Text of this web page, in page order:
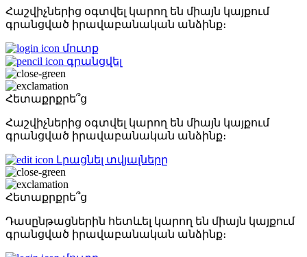
Հաշվիչներից օգտվել կարող են միայն կայքում
գրանցված իրավաբանական անձինք։
մուտք
գրանցվել
Հետաքրքրե՞ց
Հաշվիչներից օգտվել կարող են միայն կայքում
գրանցված իրավաբանական անձինք։
Լրացնել տվյալները
Հետաքրքրե՞ց
Դասընթացներին հետևել կարող են միայն կայքում
գրանցված իրավաբանական անձինք։